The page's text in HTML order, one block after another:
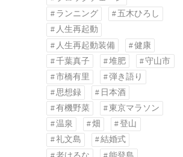
ランニング
五木ひろし
人生再起動
人生再起動装備
健康
千葉真子
堆肥
守山市
市橋有里
弾き語り
思想録
日本酒
有機野菜
東京マラソン
温泉
畑
登山
礼文島
結婚式